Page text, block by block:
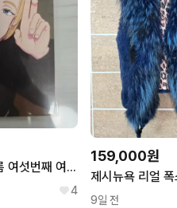
플레이브 육여름 여섯번째 여름 MD 5만원 후드포카 노아 판매
4
159,000원
9일 전